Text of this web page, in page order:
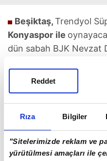
Rıza Bilgiler
"Sitelerimizde reklam ve
yürütülmesi amaçları ile
Reddet
Beşiktaş,Trendyol
Konyaspor ile
dün sabah BJK Nevzat
koşuları ve 5'e 2
pas çalışmasıyla
alanda oynanan çift